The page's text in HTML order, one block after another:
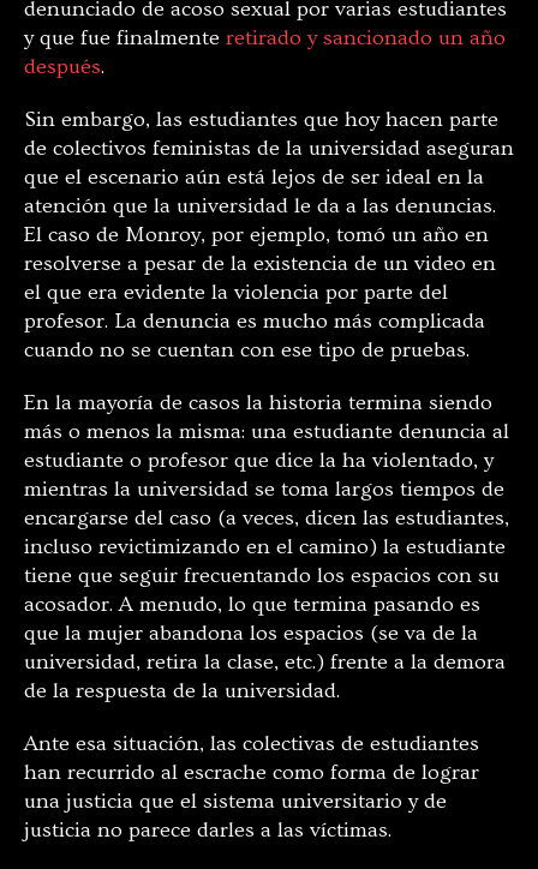
denunciado de acoso sexual por varias estudiantes
y que fue finalmente retirado y sancionado un año
después.
Sin embargo, las estudiantes que hoy hacen parte
de colectivos feministas de la universidad aseguran
que el escenario aún está lejos de ser ideal en la
atención que la universidad le da a las denuncias.
El caso de Monroy, por ejemplo, tomó un año en
resolverse a pesar de la existencia de un video en
el que era evidente la violencia por parte del
profesor. La denuncia es mucho más complicada
cuando no se cuentan con ese tipo de pruebas.
En la mayoría de casos la historia termina siendo
más o menos la misma: una estudiante denuncia al
estudiante o profesor que dice la ha violentado, y
mientras la universidad se toma largos tiempos de
encargarse del caso (a veces, dicen las estudiantes,
incluso revictimizando en el camino) la estudiante
tiene que seguir frecuentando los espacios con su
acosador. A menudo, lo que termina pasando es
que la mujer abandona los espacios (se va de la
universidad, retira la clase, etc.) frente a la demora
de la respuesta de la universidad.
Ante esa situación, las colectivas de estudiantes
han recurrido al escrache como forma de lograr
una justicia que el sistema universitario y de
justicia no parece darles a las víctimas.